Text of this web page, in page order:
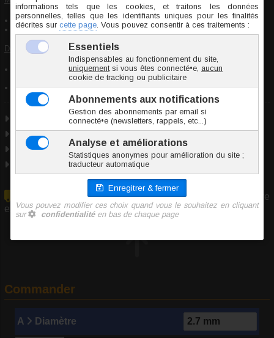
Article pour adultes, ne convient pas aux enfants
En cas de douleur, cesser immédiatement l'utilisation
Déclaration de conformité :
Article conforme aux normes de sécurité en vigueur concernant les
substances dangereuses
TPE (Élastomère thermoplastique)
Fukr
TPE
Taille unique
Origine Chine
En raison du volume/poids de cet article, il ne peut être
expédié qu'en colis
Commander
A Diamètre